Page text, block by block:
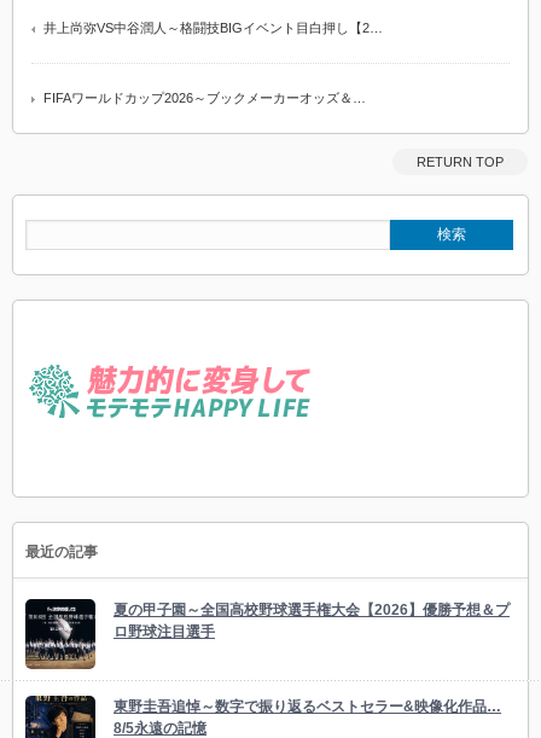
井上尚弥VS中谷潤人～格闘技BIGイベント目白押し【2…
FIFAワールドカップ2026～ブックメーカーオッズ＆…
RETURN TOP
最近の記事
夏の甲子園～全国高校野球選手権大会【2026】優勝予想＆プ
ロ野球注目選手
東野圭吾追悼～数字で振り返るベストセラー&映像化作品…
8/5永遠の記憶